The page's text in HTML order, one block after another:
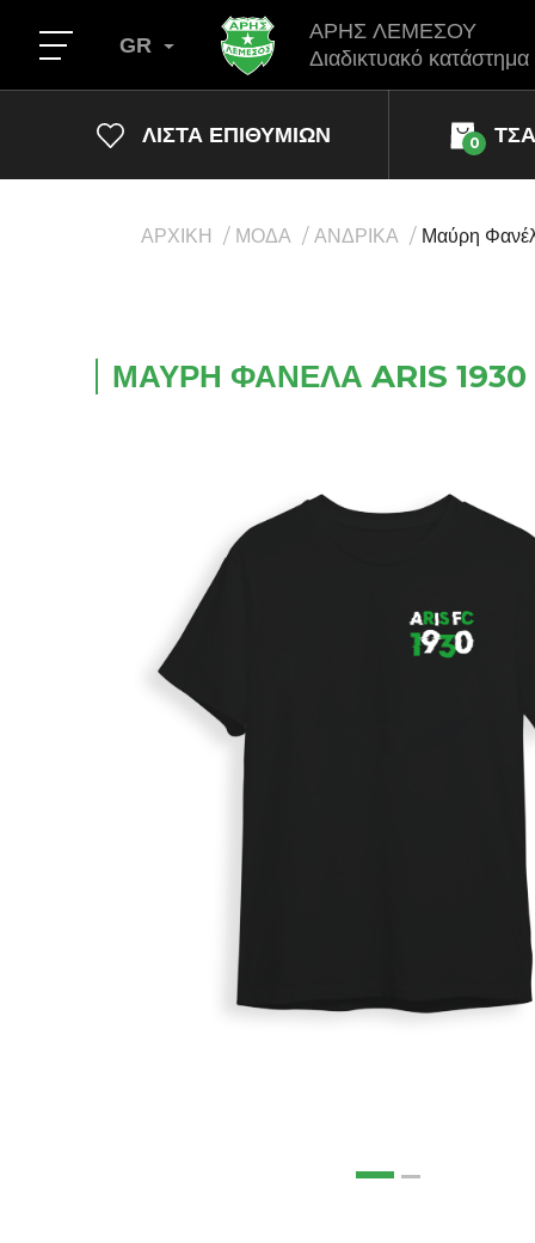
ΑΡΗΣ ΛΕΜΕΣΟΥ
Διαδικτυακό κατάστημα
GR
ΛΊΣΤΑ ΕΠΙΘΥΜΙΏΝ 0
ΑΡΧΙΚΗ ΜΟΔΑ ΑΝΔΡΙΚΑ Μαύρη
ΜΑΎΡΗ ΦΑΝΈΛΑ ARIS 1930